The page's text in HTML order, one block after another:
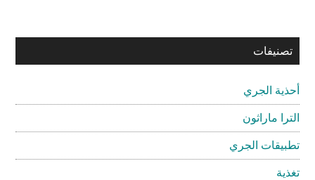
تصنيفات
أحذية الجري
الترا ماراثون
تطبيقات الجري
تغذية